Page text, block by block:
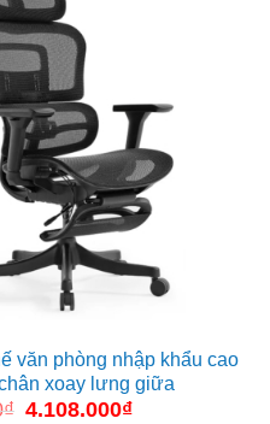
văn phòng nhập khẩu cao
xoay lưng giữa
₫ Giá
4.108.000₫Giá